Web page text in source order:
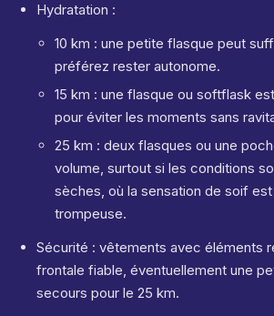
Hydratation :
10 km : une petite flasque peut
préférez rester autonome.
15 km : une flasque ou softflask
pour éviter les moments sans
25 km : deux flasques ou une
volume, surtout si les conditions
sèches, où la sensation de soif
trompeuse.
Sécurité : vêtements avec éléments
frontale fiable, éventuellement une
secours pour le 25 km.